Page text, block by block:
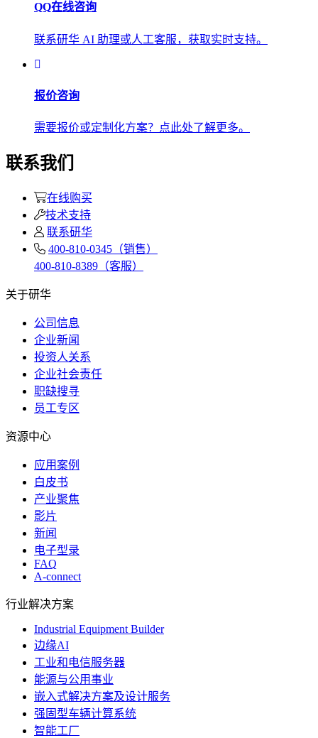
QQ在线咨询
联系研华 AI 助理或人工客服，获取实时支持。
报价咨询
需要报价或定制化方案？点此处了解更多。
联系我们
在线购买
技术支持
联系研华
400-810-0345（销售）
400-810-8389（客服）
关于研华
公司信息
企业新闻
投资人关系
企业社会责任
职缺搜寻
员工专区
资源中心
应用案例
白皮书
产业聚焦
影片
新闻
电子型录
FAQ
A-connect
行业解决方案
Industrial Equipment Builder
边缘AI
工业和电信服务器
能源与公用事业
嵌入式解决方案及设计服务
强固型车辆计算系统
智能工厂